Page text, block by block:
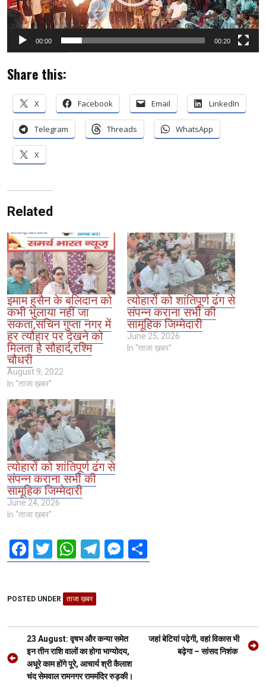
00:00 00:20
Share this:
X Facebook Email LinkedIn
Telegram Threads WhatsApp
X
Related
इमाम हुसैन के बलिदान को
कभी भुलाया नहीं जा
सकता,सचिन गुप्ता नगर में
हर त्यौहार पर देखने को
मिलता है सौहार्द,रश्मि
चौधरी
August 9, 2022
In "ताजा ख़बर"
त्योहारों को शांतिपूर्ण ढंग से
संपन्न कराना सभी की
सामूहिक जिम्मेदारी
June 25, 2026
In "ताजा ख़बर"
त्योहारों को शांतिपूर्ण ढंग से
संपन्न कराना सभी की
सामूहिक जिम्मेदारी
June 24, 2026
In "ताजा ख़बर"
F
a
b
o
o
k
T
wi
tt
er
W
h
at
s
A
p
p
T
el
a
m
M
es
g
er
h
POSTED UNDER ताजा ख़बर
Post
navigation
23 August: वृषभ और कन्या समेत
इन तीन राशि वालों का होगा भाग्योदय,
अधूरे काम होंगे पूरे, आचार्य श्री कैलाश
चंद सेमवाल रामनगर राममंदिर रुड़की।
जहां बेटियां पढ़ेगी, वहां विकास भी
बढ़ेगा – सांसद निशंक